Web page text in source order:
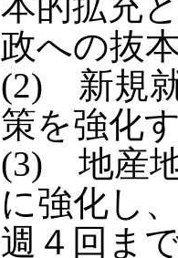
政への抜
(2) 新規
策を強化
(3) 地産
に強化し
週４回ま